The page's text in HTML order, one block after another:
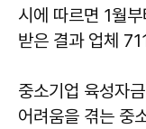
시에 따르면 1월
받은 결과 업체
중소기업 육성자
어려움을 겪는 중